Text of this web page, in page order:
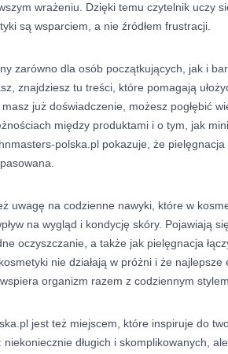
wrażeniu. Dzięki temu czytelnik uczy
są wsparciem, a nie źródłem frustracji.
zarówno dla osób początkujących, jak i
znajdziesz tu treści, które pomagają
już doświadczenie, możesz pogłębić
między produktami i o tym, jak
polska.pl pokazuje, że
uwagę na codzienne nawyki, które w
na wygląd i kondycję skóry. Pojawiają
oczyszczanie, a także jak pielęgnacja
nie działają w próżni i że
organizm razem z codziennym
jest też miejscem, które inspiruje do
niekoniecznie długich i skomplikowanych,